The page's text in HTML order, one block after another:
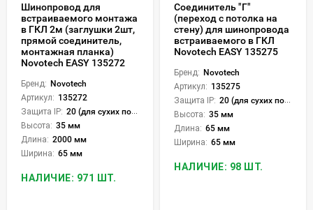
Шинопровод для
встраиваемого монтажа
в ГКЛ 2м (заглушки 2шт,
прямой соединитель,
монтажная планка)
Novotech EASY 135272
Бренд: Novotech
Артикул: 135272
Защита IP: 20 (для сухих пом.)
Высота: 35 мм
Длина: 2000 мм
Ширина: 65 мм
НАЛИЧИЕ: 971 ШТ.
Соединитель "Г"
(переход с потолка на
стену) для шинопровода
встраиваемого в ГКЛ
Novotech EASY 135275
Бренд: Novotech
Артикул: 135275
Защита IP: 20 (для сухих пом.)
Высота: 35 мм
Длина: 65 мм
Ширина: 65 мм
НАЛИЧИЕ: 98 ШТ.